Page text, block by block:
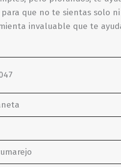
que no te sientas solo
invaluable que te